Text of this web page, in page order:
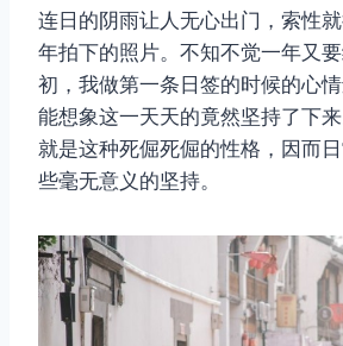
连日的阴雨让人无心出门，索性
年拍下的照片。不知不觉一年又
初，我做第一条日签的时候的心
能想象这一天天的竟然坚持了下
就是这种死倔死倔的性格，因而
些毫无意义的坚持。